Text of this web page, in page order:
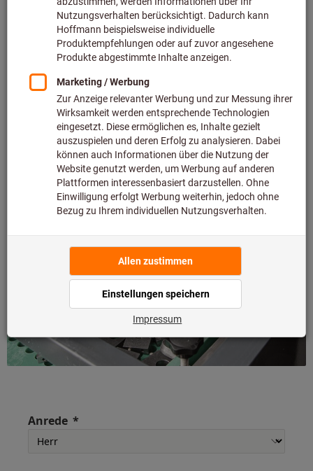
Tipps zur Auswahl des richtigen Gleitschleifverfahrens
für Ihre Bauteile
Unser Experte zeigt Ihnen die neuesten Entwicklungen im
Bereich des Gleitschleifens und gibt Ihnen wertvolle Einblicke
in bewährte Verfahren. Erfahren Sie, wie Gleitschleifen Ihre
Fertigungsprozesse optimieren und die Qualität Ihrer
Bauteile verbessern kann. Melden Sie sich jetzt an und
profitieren Sie von dem Fachwissen unseres Experten!
Anrede